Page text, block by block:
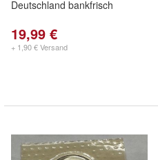
Deutschland bankfrisch
19,99 €
+ 1,90 € Versand